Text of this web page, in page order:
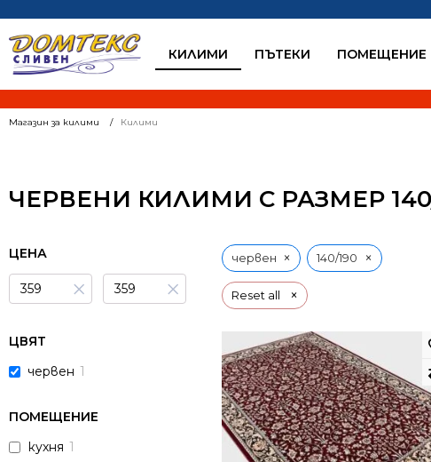
КИЛИМИ ПЪТЕКИ ПОМЕЩЕНИЕ
Магазин за килими Килими
ЧЕРВЕНИ КИЛИМИ С РАЗМЕР
ЦЕНА
× ×
ЦВЯТ
червен 1
ПОМЕЩЕНИЕ
кухня 1
Reset all ×
червен × 140/190 ×